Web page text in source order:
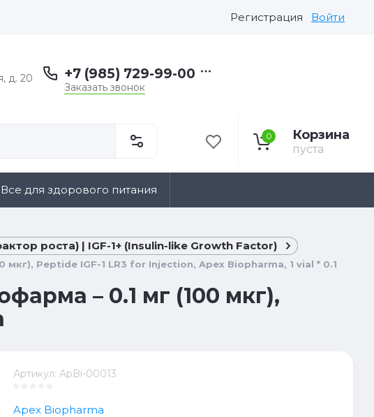
Регистрация Войти
д. 20
+7 (985) 729-99-00
Заказать звонок
0 Корзина
пуста
Все для здорового питания
роста) | IGF-1+ (Insulin-like Growth Factor)
Peptide IGF-1 LR3 for Injection, Apex Biopharma, 1 vial * 0.1
– 0.1 мг (100 мкг),
Артикул: ApBi-00013
Apex Biopharma